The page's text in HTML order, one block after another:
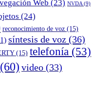
Web (23) NVDA (9)
(24)
reconocimiento de voz (15)
síntesis de voz (36)
(15) telefonía (53)
(60) video (33)